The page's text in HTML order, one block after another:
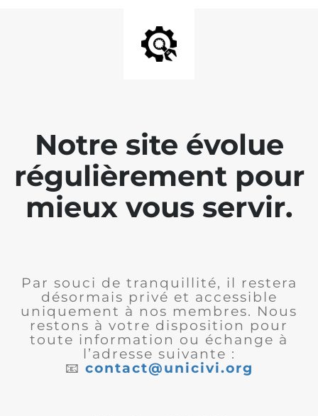
Notre site évolue
régulièrement pour
mieux vous servir.
Par souci de tranquillité, il restera
désormais privé et accessible
uniquement à nos membres. Nous
restons à votre disposition pour
toute information ou échange à
l’adresse suivante :
📧 contact@unicivi.org